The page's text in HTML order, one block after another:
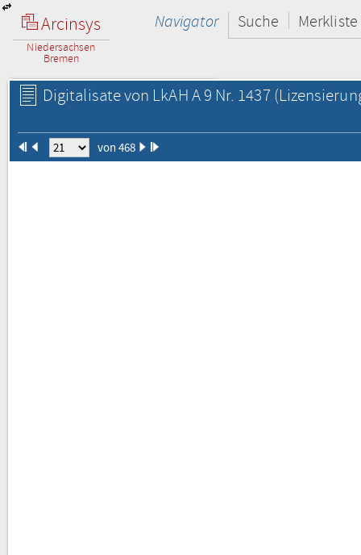
Arcinsys
Niedersachsen
Bremen
Navigator Suche Merkliste
Digitalisate von LkAH A 9 Nr. 1437
von 468